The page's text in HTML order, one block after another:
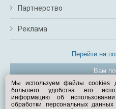
Партнерство
Реклама
Перейти на
Вам
© Exist.ru
Мы используем файлы cookies
большего удобства его
информацию об
обработки персональных